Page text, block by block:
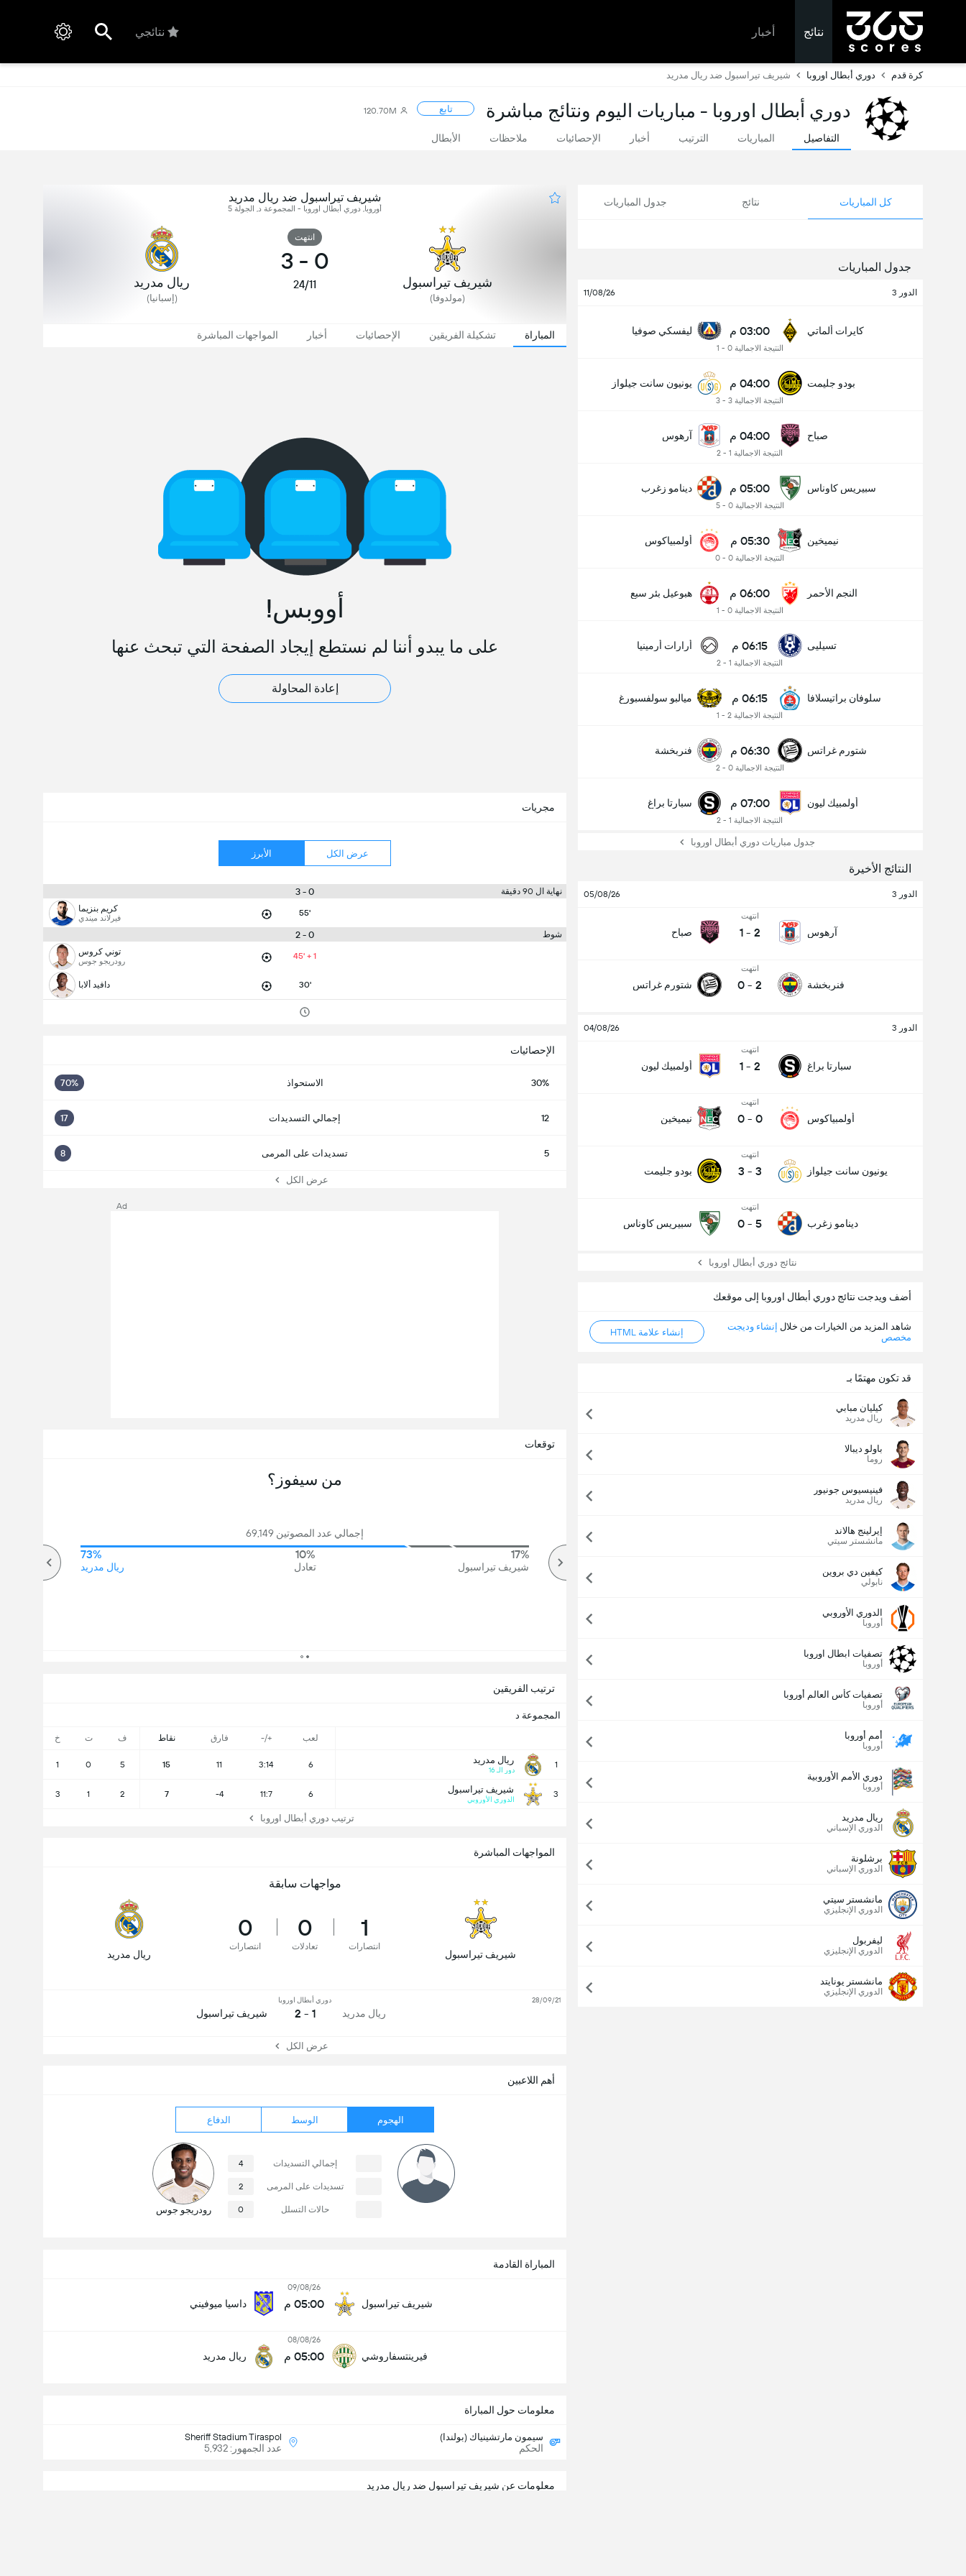
نتائج أخبار نتائجي
كرة قدم دوري أبطال اوروبا شيريف تيراسبول ضد ريال مدريد
دوري أبطال اوروبا - مباريات اليوم ونتائج مباشرة تابع 120.70M
التفاصيل المباريات الترتيب أخبار الإحصائيات ملاحظات الأبطال
كل المباريات نتائج جدول المباريات
جدول المباريات
الدور 3 11/08/26
كايرات ألماتي 03:00 م
النتيجة الاجمالية 0 - 1
ليفسكي صوفيا
بودو جليمت 04:00 م
النتيجة الاجمالية 3 - 3
يونيون سانت جيلواز
صباح 04:00 م
النتيجة الاجمالية 1 - 2
آرهوس
سبيريس كاوناس 05:00 م
النتيجة الاجمالية 0 - 5
دينامو زغرب
نيميخين 05:30 م
النتيجة الاجمالية 0 - 0
أولمبياكوس
النجم الأحمر 06:00 م
النتيجة الاجمالية 0 - 1
هبوعيل بئر سبع
تسيليى 06:15 م
النتيجة الاجمالية 1 - 2
أرارات أرمينيا
سلوفان براتيسلافا 06:15 م
النتيجة الاجمالية 2 - 1
ميالبو سولفسبورغ
شتورم غراتس 06:30 م
النتيجة الاجمالية 0 - 2
فنربخشة
أولمبيك ليون 07:00 م
النتيجة الاجمالية 1 - 2
سبارتا براغ
جدول مباريات دوري أبطال اوروبا
النتائج الأخيرة
الدور 3 05/08/26
آرهوس
انتهت
2
-
1 صباح
فنربخشة
انتهت
2
-
0 شتورم غراتس
الدور 3 04/08/26
سبارتا براغ
انتهت
2
-
1 أولمبيك ليون
أولمبياكوس
انتهت
0
-
0 نيميخين
يونيون سانت جيلواز
انتهت
3
-
3 بودو جليمت
دينامو زغرب
انتهت
5
-
0 سبيريس كاوناس
نتائج دوري أبطال اوروبا
أضف ويدجت نتائج دوري أبطال اوروبا إلى موقعك
شاهد المزيد من الخيارات من خلال إنشاء وديجت
مخصص
إنشاء علامة HTML
قد تكون مهتمًا بـ
كيليان مبابي
ريال مدريد
باولو ديبالا
روما
فينيسيوس جونيور
ريال مدريد
إيرلينج هالاند
مانشستر سيتي
كيفين دي بروين
نابولي
الدوري الأوروبي
أوروبا
تصفيات ابطال اوروبا
أوروبا
تصفيات كأس العالم أوروبا
أوروبا
أمم أوروبا
أوروبا
دوري الأمم الأوروبية
أوروبا
ريال مدريد
الدوري الإسباني
برشلونة
الدوري الإسباني
مانشستر سيتي
الدوري الإنجليزي
ليفربول
الدوري الإنجليزي
مانشستر يونايتد
الدوري الإنجليزي
شيريف تيراسبول ضد ريال مدريد
أوروبا, دوري أبطال اوروبا - المجموعة د, الجولة 5
شيريف تيراسبول
(مولدوفا)
انتهت
0
-
3
24/11 ريال مدريد
(إسبانيا)
المباراة تشكيلة الفريقين الإحصائيات أخبار المواجهات المباشرة
مجريات
عرض الكل الأبرز
نهاية ال 90 دقيقة 0 - 3
55' كريم بنزيما
فيرلاند ميندي
شوط 0 - 2
45' + 1 توني كروس
رودريجو جوس
30' دافيد ألابا
المباراة القادمة
شيريف تيراسبول
09/08/26
05:00 م داسيا ميوفيني
فيرينتسفاروشي
08/08/26
05:00 م ريال مدريد
أهم اللاعبين
الهجوم الوسط الدفاع
إجمالي التسديدات 4
تسديدات على المرمى 2
حالات التسلل 0 رودريجو جوس
الإحصائيات
30% الاستحواذ 70%
12 إجمالي التسديدات 17
5 تسديدات على المرمى 8
عرض الكل
معلومات حول المباراة
سيمون مارتشينياك (بولندا)
الحكم
Sheriff Stadium Tiraspol
عدد الجمهور: 5,932
ترتيب الفريقين
المجموعة د
لعب +/- فارق نقاط ف ت خ
1 ريال مدريد
دور الـ 16
6
3:14
11
15
5
0
1
3 شيريف تيراسبول
الدوري الأوروبي
6
11:7
-4
7
2
1
3
ترتيب دوري أبطال اوروبا
توقعات
من سيفوز؟
إجمالي عدد المصوتين 69,149
17%
شيريف تيراسبول
10%
تعادل
73%
ريال مدريد
إجمالي عدد المصوتين 1,902
المواجهات المباشرة
مواجهات سابقة
شيريف تيراسبول
1
انتصارات
0
تعادلات
0
انتصارات
ريال مدريد
ريال مدريد
دوري أبطال اوروبا
1 - 2 شيريف تيراسبول
28/09/21
عرض الكل
Ad
أووبس!
على ما يبدو أننا لم نستطع إيجاد الصفحة التي تبحث عنها
إعادة المحاولة
معلومات عن شيريف تيراسبول ضد ريال مدريد